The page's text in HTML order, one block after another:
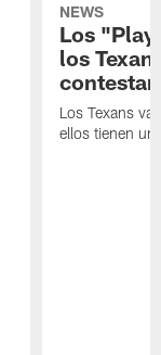
NEWS
Los
los
contestar
Los Texans
ellos tienen un